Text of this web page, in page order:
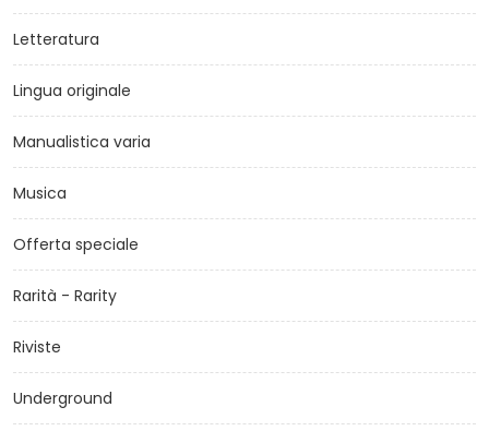
Letteratura
Lingua originale
Manualistica varia
Musica
Offerta speciale
Rarità - Rarity
Riviste
Underground